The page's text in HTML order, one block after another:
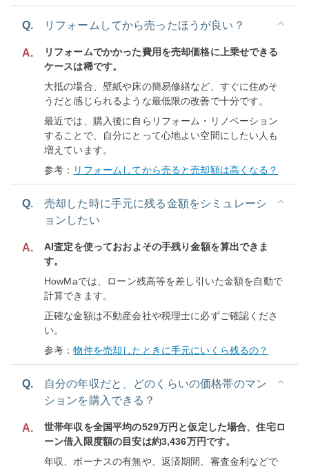
Q. リフォームしてから売ったほうが良い？
A.
リフォームでかかった費用を売却価格に上乗せできる
ケースは稀です。
大抵の場合、壁紙や床の簡易修繕など、すぐに住めそ
うだと感じられるような最低限の改善で十分です。
最近では、購入後に自らリフォーム・リノベーション
することで、自分にとって心地よい空間にしたい人も
増えています。
参考： リフォームしてから売ると売却額は高くなる？
Q.
売却した時に手元に残る金額をシミュレーシ
ョンしたい
A.
AI査定を使っておおよその手残り金額を算出できま
す。
HowMaでは、ローン残高等を差し引いた金額を自動で
計算できます。
正確な金額は不動産会社や税理士に必ずご確認くださ
い。
参考：物件を売却したときに手元にいくら残るの？
Q.
自分の年収だと、どのくらいの価格帯のマン
ションを購入できる？
A.
世帯年収を全国平均の529万円と仮定した場合、住宅ロ
ーン借入限度額の目安は約3,436万円です。
年収、ボーナスの有無や、返済期間、審査金利などで